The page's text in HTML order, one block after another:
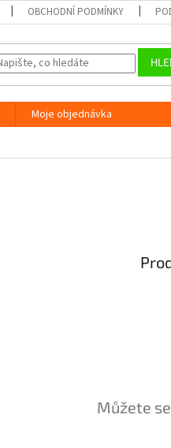
OBCHODNÍ PODMÍNKY
Moje objednávka
Můžete